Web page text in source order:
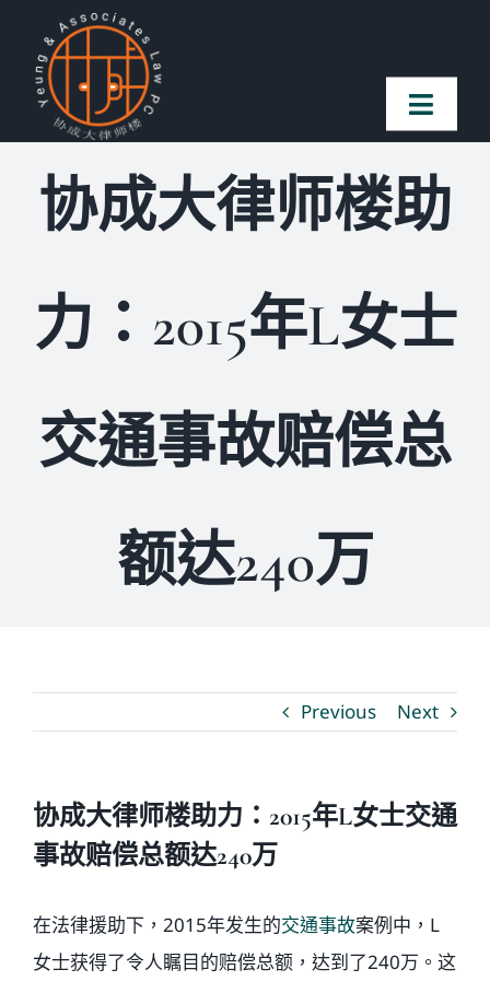
content
Toggle
首页
案件简介
客户赞誉
常见问题
温馨提示
语言Languages
协成大律师楼助
力：2015年L女士
交通事故赔偿总
额达240万
Previous Next
协成大律师楼助力：2015年L女士交通
事故赔偿总额达240万
在法律援助下，2015年发生的交通事故案例中，L
女士获得了令人瞩目的赔偿总额，达到了240万。这